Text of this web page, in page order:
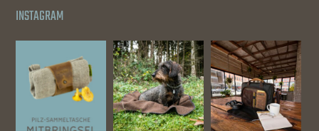
INSTAGRAM